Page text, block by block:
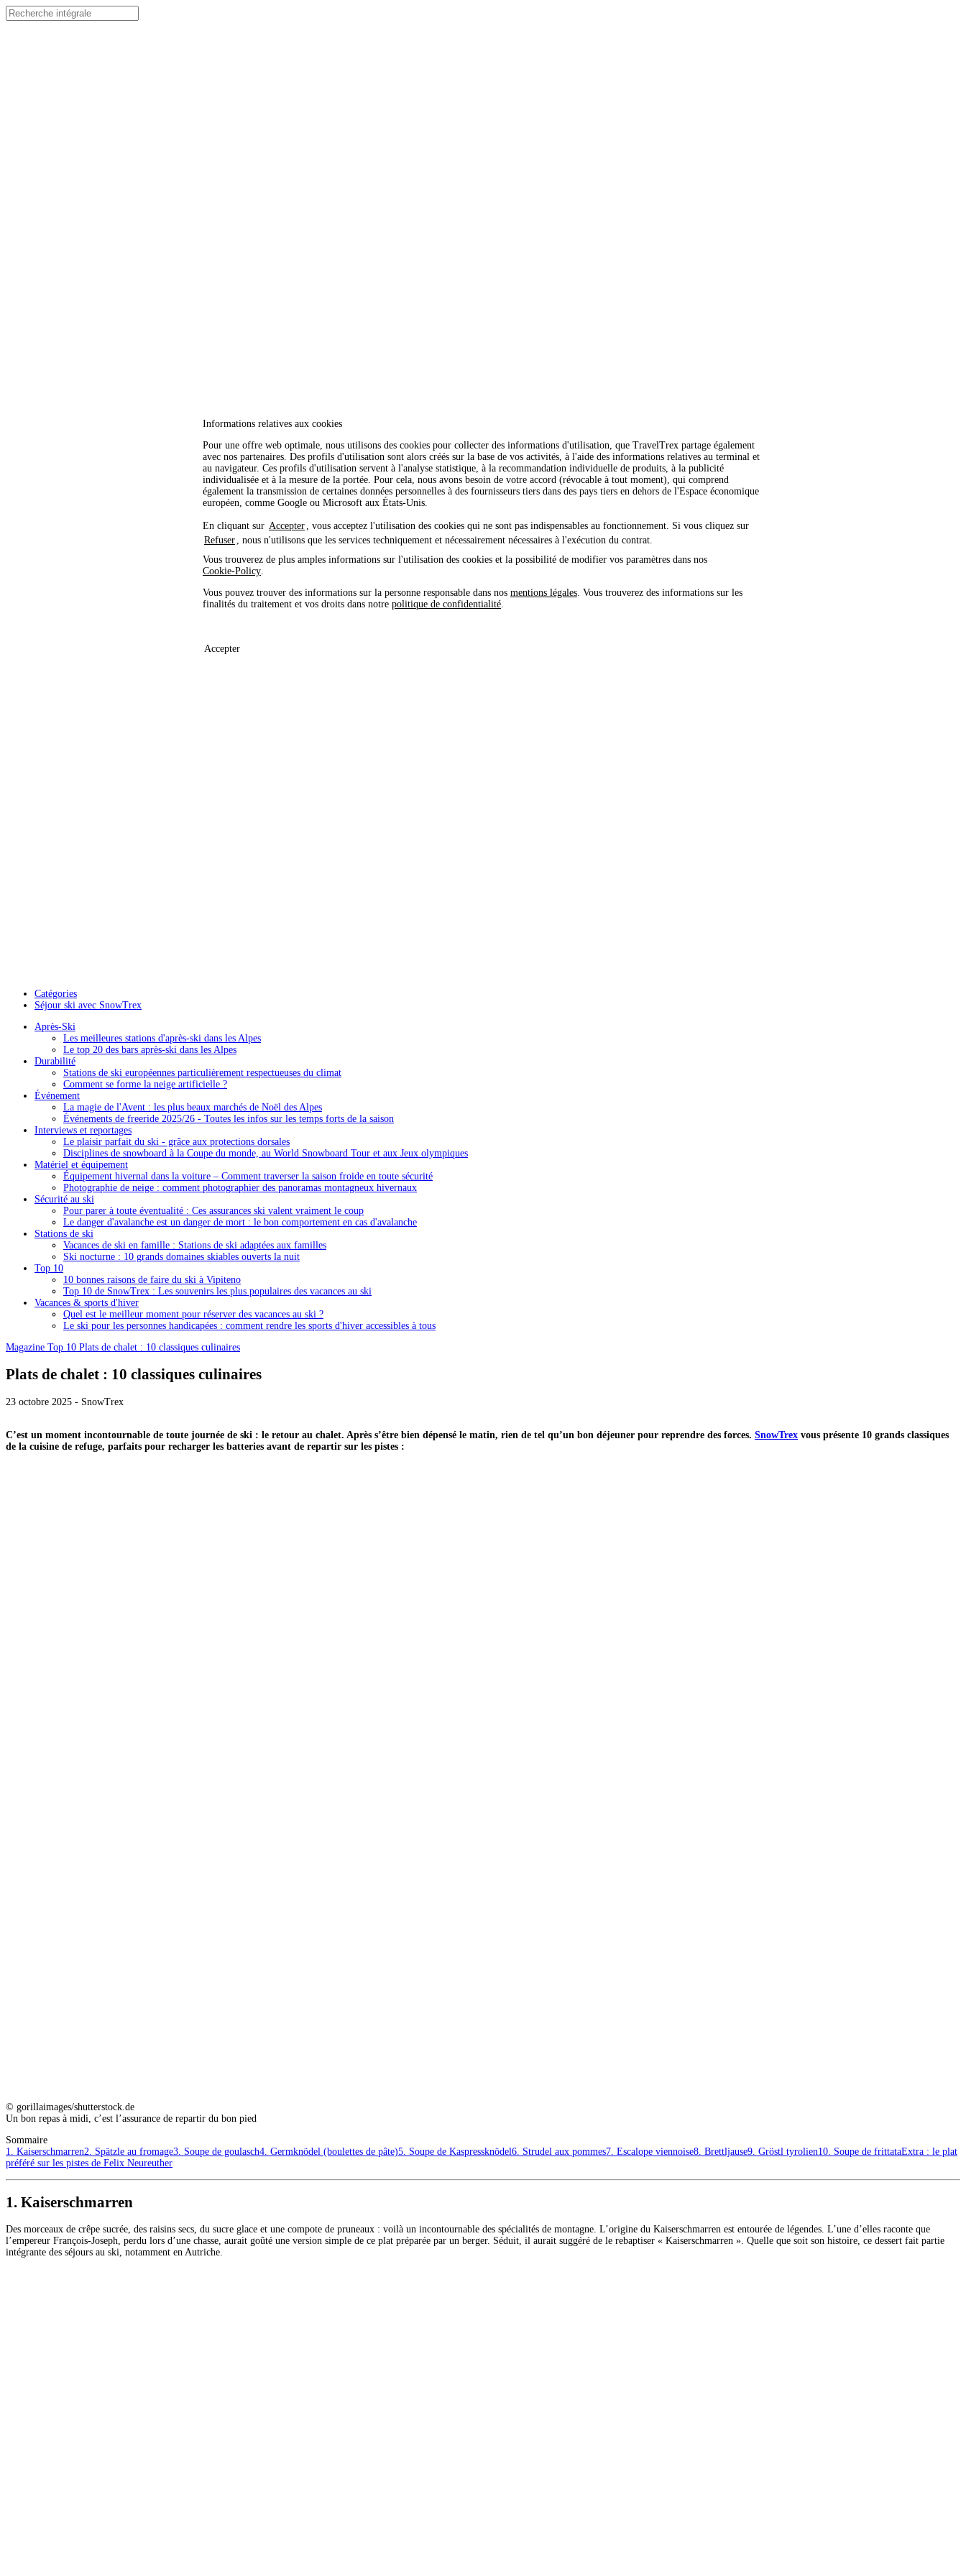
Informations relatives aux cookies
Pour une offre web optimale, nous utilisons des cookies pour collecter des informations d'utilisation, que TravelTrex partage également
avec nos partenaires. Des profils d'utilisation sont alors créés sur la base de vos activités, à l'aide des informations relatives au terminal et
au navigateur. Ces profils d'utilisation servent à l'analyse statistique, à la recommandation individuelle de produits, à la publicité
individualisée et à la mesure de la portée. Pour cela, nous avons besoin de votre accord (révocable à tout moment), qui comprend
également la transmission de certaines données personnelles à des fournisseurs tiers dans des pays tiers en dehors de l'Espace économique
européen, comme Google ou Microsoft aux États-Unis.
En cliquant sur Accepter , vous acceptez l'utilisation des cookies qui ne sont pas indispensables au fonctionnement. Si vous cliquez sur
Refuser , nous n'utilisons que les services techniquement et nécessairement nécessaires à l'exécution du contrat.
Vous trouverez de plus amples informations sur l'utilisation des cookies et la possibilité de modifier vos paramètres dans nos
Cookie-Policy
Vous pouvez trouver des informations sur la personne responsable dans nos mentions légales . Vous trouverez des informations sur les
finalités du traitement et vos droits dans notre politique de confidentialité
Accepter
Catégories
Séjour ski avec SnowTrex
Après-Ski
Les meilleures stations d'après-ski dans les Alpes
Le top 20 des bars après-ski dans les Alpes
Durabilité
Stations de ski européennes particulièrement respectueuses du climat
Comment se forme la neige artificielle ?
Événement
La magie de l'Avent : les plus beaux marchés de Noël des Alpes
Événements de freeride 2025/26 - Toutes les infos sur les temps forts de la saison
Interviews et reportages
Le plaisir parfait du ski - grâce aux protections dorsales
Disciplines de snowboard à la Coupe du monde, au World Snowboard Tour et aux Jeux olympiques
Matériel et équipement
Équipement hivernal dans la voiture – Comment traverser la saison froide en toute sécurité
Photographie de neige : comment photographier des panoramas montagneux hivernaux
Sécurité au ski
Pour parer à toute éventualité : Ces assurances ski valent vraiment le coup
Le danger d'avalanche est un danger de mort : le bon comportement en cas d'avalanche
Stations de ski
Vacances de ski en famille : Stations de ski adaptées aux familles
Ski nocturne : 10 grands domaines skiables ouverts la nuit
Top 10
10 bonnes raisons de faire du ski à Vipiteno
Top 10 de SnowTrex : Les souvenirs les plus populaires des vacances au ski
Vacances & sports d'hiver
Quel est le meilleur moment pour réserver des vacances au ski ?
Le ski pour les personnes handicapées : comment rendre les sports d'hiver accessibles à tous
Magazine Top 10 Plats de chalet : 10 classiques culinaires
Plats de chalet : 10 classiques culinaires
23 octobre 2025 - SnowTrex
C’est un moment incontournable de toute journée de ski : le retour au chalet. Après s’être bien dépensé le matin, rien de tel qu’un bon déjeuner pour reprendre des forces. SnowTrex vous présente 10 grands classiques
de la cuisine de refuge, parfaits pour recharger les batteries avant de repartir sur les pistes :
© gorillaimages/shutterstock.de
Un bon repas à midi, c’est l’assurance de repartir du bon pied
Sommaire
1. Kaiserschmarren2. Spätzle au fromage3. Soupe de goulasch4. Germknödel (boulettes de pâte)5. Soupe de Kaspressknödel6. Strudel aux pommes7. Escalope viennoise8. Brettljause9. Gröstl tyrolien10. Soupe de frittataExtra : le plat
préféré sur les pistes de Felix Neureuther
1. Kaiserschmarren
Des morceaux de crêpe sucrée, des raisins secs, du sucre glace et une compote de pruneaux : voilà un incontournable des spécialités de montagne. L’origine du Kaiserschmarren est entourée de légendes. L’une d’elles raconte que
l’empereur François-Joseph, perdu lors d’une chasse, aurait goûté une version simple de ce plat préparée par un berger. Séduit, il aurait suggéré de le rebaptiser « Kaiserschmarren ». Quelle que soit son histoire, ce dessert fait partie
intégrante des séjours au ski, notamment en Autriche.